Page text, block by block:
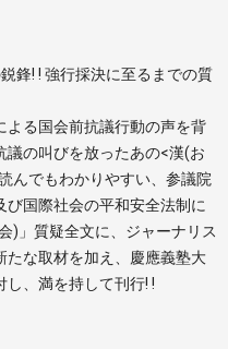
鋒! ! 強行採決に至るまでの質
よる国会前抗議行動の声を背
議の叫びを放ったあの<漢(お
んでもわかりやすい、参議院
国際社会の平和安全法制に
)」質疑全文に、ジャーナリス
たな取材を加え、慶應義塾大
、満を持して刊行! !